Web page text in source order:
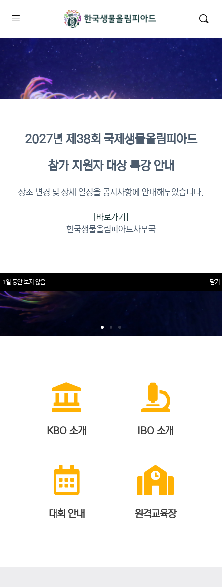
이수증명서 확인 바로가기
KBO 소개 IBO 소개
대회 안내 원격교육장
2027년 제38회 국제생물올림피아드
참가 지원자 대상 특강 안내
장소 변경 및 상세 일정을 공지사항에 안내해두었습니다.
[바로가기]
한국생물올림피아드사무국
1일 동안 보지 않음 닫기